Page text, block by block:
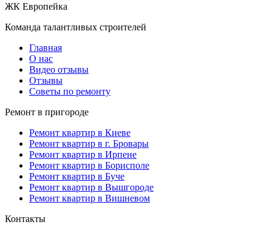
ЖК Европейка
Команда талантливых строителей
Главная
О нас
Видео отзывы
Отзывы
Советы по ремонту
Ремонт в пригороде
Ремонт квартир в Киеве
Ремонт квартир в г. Бровары
Ремонт квартир в Ирпене
Ремонт квартир в Борисполе
Ремонт квартир в Буче
Ремонт квартир в Вышгороде
Ремонт квартир в Вишневом
Контакты